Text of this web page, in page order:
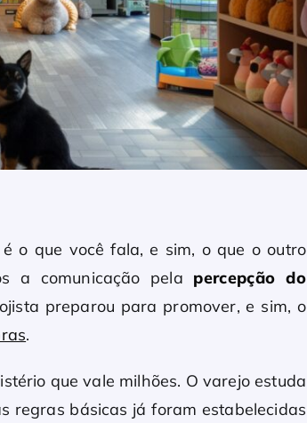
o que você fala, e sim, o que o outro
a comunicação pela percepção do
preparou para promover, e sim, o
.
que vale milhões. O varejo estuda
regras básicas já foram estabelecidas